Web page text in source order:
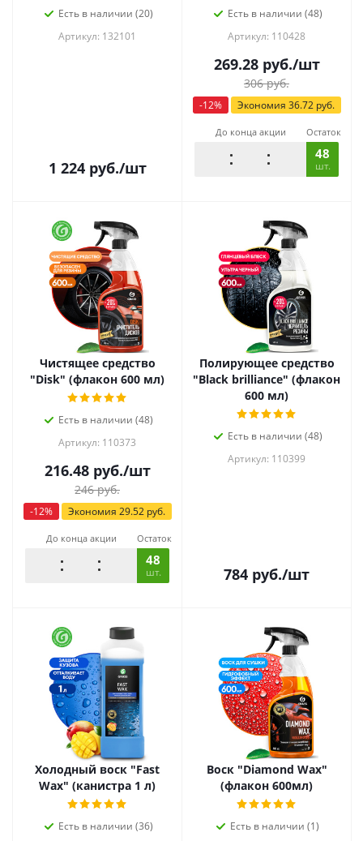
Есть в наличии (20)
Артикул: 132101
1 224руб./шт
Есть в наличии (48)
Артикул: 110428
269.28руб./шт
306руб.
-12% Экономия 36.72руб.
До конца акции Остаток
48
шт.
Чистящее средство
"Disk" (флакон 600 мл)
Есть в наличии (48)
Артикул: 110373
216.48руб./шт
246руб.
-12% Экономия 29.52руб.
До конца акции Остаток
48
шт.
Полирующее средство
"Black brilliance" (флакон
600 мл)
Есть в наличии (48)
Артикул: 110399
784 руб./шт
Холодный воск "Fast
Wax" (канистра 1 л)
Есть в наличии (36)
Воск "Diamond Wax"
(флакон 600мл)
Есть в наличии (1)